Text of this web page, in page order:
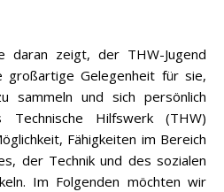
daran zeigt, der THW-Jugend
Gelegenheit für sie,
sammeln und sich persönlich
Technische Hilfswerk (THW)
Fähigkeiten im Bereich
der Technik und des sozialen
Im Folgenden möchten wir